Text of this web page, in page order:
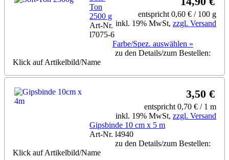
entspricht 0,60 € / 100 g
inkl. 19% MwSt, zzgl. Versand
Ton
2500 g
Art-Nr.
l7075-6
Farbe/Spez. auswählen »
zu den Details/zum Bestellen:
Klick auf Artikelbild/Name
3,50 €
entspricht 0,70 € / 1 m
inkl. 19% MwSt, zzgl. Versand
Gipsbinde 10 cm x 5 m
Art-Nr. l4940
zu den Details/zum Bestellen:
Klick auf Artikelbild/Name